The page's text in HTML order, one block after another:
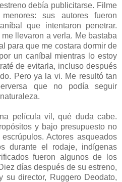
debía publicitarse. Filme
sus autores fueron
que intentaron penetrar.
llevaron a verla. Me bastaba
para que me costara dormir de
un caníbal mientras lo estoy
de evitarla, incluso después
Pero ya la vi. Me resultó tan
que no podía seguir
película vil, qué duda cabe.
y bajo presupuesto no
Actores asqueados
durante el rodaje, indígenas
fueron algunos de los
días después de su estreno,
su director, Ruggero Deodato,